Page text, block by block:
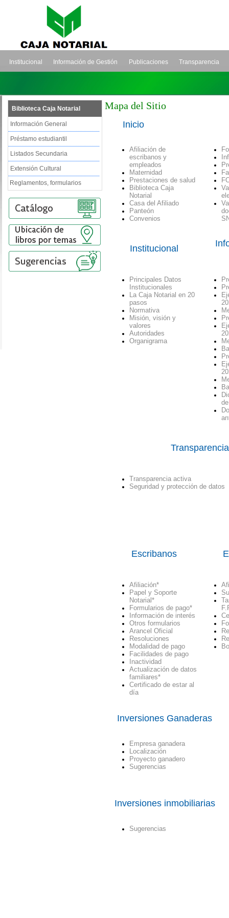
Institucional Información de Gestión Publicaciones Transparencia
Biblioteca Caja Notarial
Información General
Préstamo estudiantil
Listados Secundaria
Extensión Cultural
Reglamentos, formularios
Mapa del Sitio
Inicio
Afiliación de
escribanos y
empleados
Maternidad
Prestaciones de salud
Biblioteca Caja
Notarial
Casa del Afiliado
Panteón
Convenios
d
Institucional
Principales Datos
Institucionales
La Caja Notarial en 20
pasos
Normativa
Misión, visión y
valores
Autoridades
Organigrama
Transparencia
Transparencia activa
Seguridad y protección de datos
Escribanos
Afiliación*
Papel y Soporte
Notarial *
Formularios de pago*
Información de interés
Otros formularios
Arancel Oficial
Resoluciones
Modalidad de pago
Facilidades de pago
Inactividad
Actualización de datos
familiares*
Certificado de estar al
día
Inversiones Ganaderas
Empresa ganadera
Localización
Proyecto ganadero
Sugerencias
Inversiones inmobiliarias
Sugerencias